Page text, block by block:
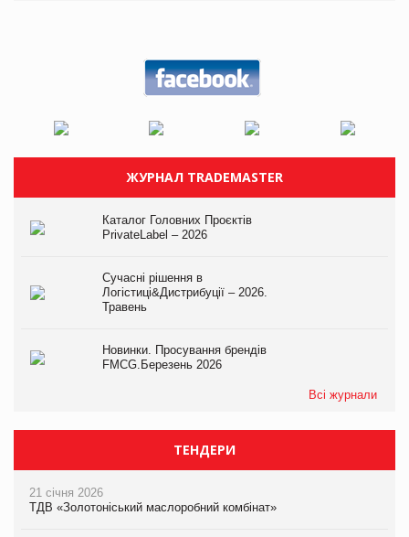
ЖУРНАЛ TRADEMASTER
Каталог Головних Проєктів
PrivateLabel – 2026
Сучасні рішення в
Логістиці&Дистрибуції – 2026.
Травень
Новинки. Просування брендів
FMCG.Березень 2026
Всі журнали
ТЕНДЕРИ
21 січня 2026
ТДВ «Золотоніський маслоробний комбінат»